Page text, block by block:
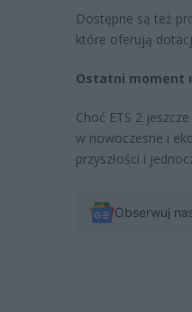
Dostępne są też
które oferują
Ostatni moment
Choć ETS 2
w nowoczesne i
przyszłości i
Obserwuj